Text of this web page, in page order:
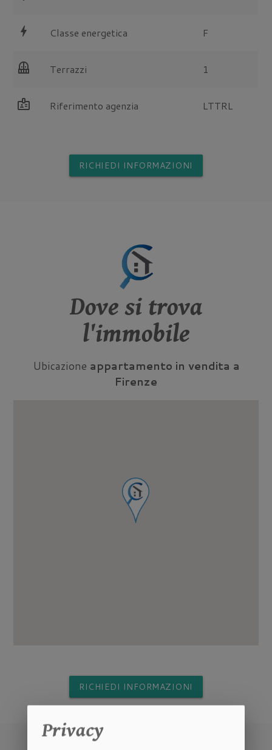
bolt Classe energetica F
balcony Terrazzi 1
badge Riferimento agenzia LTTRL
RICHIEDI INFORMAZIONI
Dove si trova
l'immobile
Ubicazione appartamento in vendita a
Firenze
RICHIEDI INFORMAZIONI
Privacy